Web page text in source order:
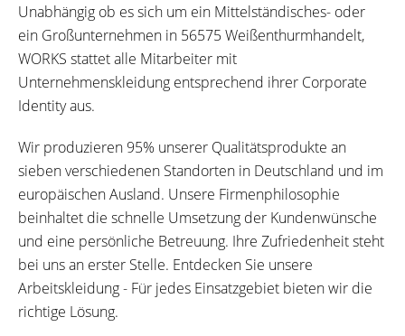
Unabhängig ob es sich um ein Mittelständisches- oder
ein Großunternehmen in 56575 Weißenthurmhandelt,
WORKS stattet alle Mitarbeiter mit
Unternehmenskleidung entsprechend ihrer Corporate
Identity aus.
Wir produzieren 95% unserer Qualitätsprodukte an
sieben verschiedenen Standorten in Deutschland und im
europäischen Ausland. Unsere Firmenphilosophie
beinhaltet die schnelle Umsetzung der Kundenwünsche
und eine persönliche Betreuung. Ihre Zufriedenheit steht
bei uns an erster Stelle. Entdecken Sie unsere
Arbeitskleidung - Für jedes Einsatzgebiet bieten wir die
richtige Lösung.